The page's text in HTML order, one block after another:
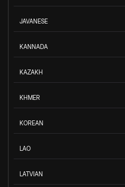
JAVANESE
KANNADA
KAZAKH
KHMER
KOREAN
LAO
LATVIAN